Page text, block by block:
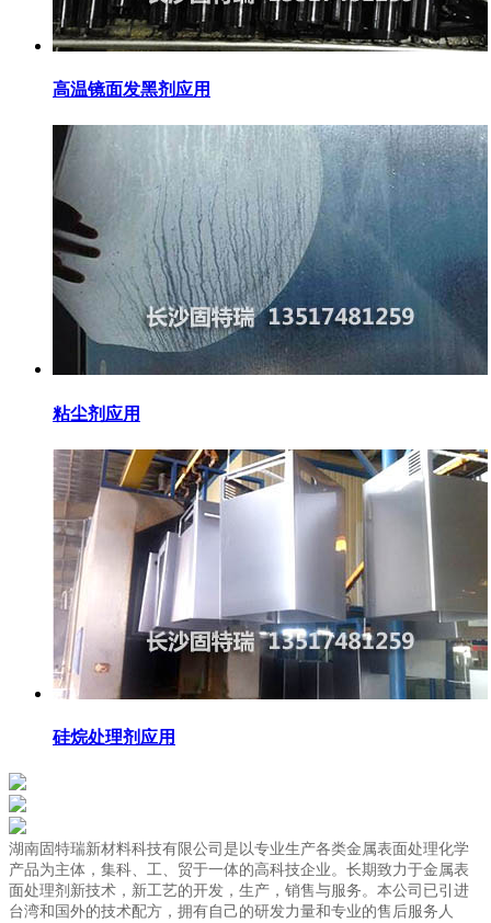
高温镜面发黑剂应用
粘尘剂应用
硅烷处理剂应用
湖南固特瑞新材料科技有限公司是以专业生产各类金属表面处理化学
产品为主体，集科、工、贸于一体的高科技企业。长期致力于金属表
面处理剂新技术，新工艺的开发，生产，销售与服务。本公司已引进
台湾和国外的技术配方，拥有自己的研发力量和专业的售后服务人